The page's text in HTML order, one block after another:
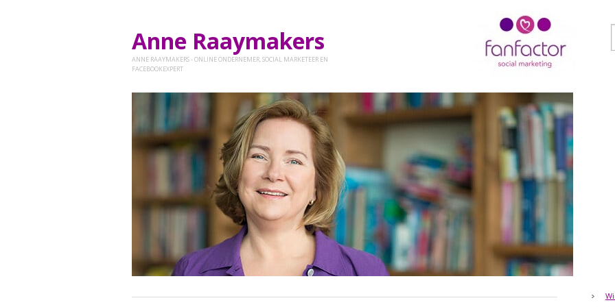
Anne Raaymakers
ANNE RAAYMAKERS - ONLINE ONDERNEMER, SOCIAL MARKETEER EN
FACEBOOKEXPERT